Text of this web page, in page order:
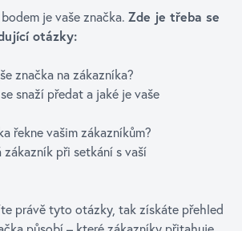
je vaše značka. Zde je třeba se
otázky:
značka na zákazníka?
snaží předat a jaké je vaše
řekne vašim zákazníkům?
při setkání s vaší
právě tyto otázky, tak získáte přehled